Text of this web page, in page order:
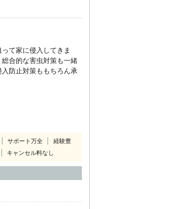
て家に侵入してきま
合的な害虫対策も一緒
防止対策ももちろん承
サポート万全
経験豊
キャンセル料なし